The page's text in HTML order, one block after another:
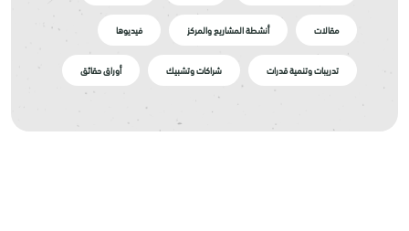
مقالات أنشطة المشاريع والمركز فيديوها
تدريبات وتنمية قدرات شراكات وتشبيك أوراق حقائق